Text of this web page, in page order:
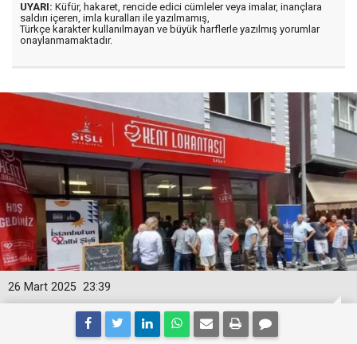
UYARI: Küfür, hakaret, rencide edici cümleler veya imalar, inançlara
saldırı içeren, imla kuralları ile yazılmamış,
Türkçe karakter kullanılmayan ve büyük harflerle yazılmış yorumlar
onaylanmamaktadır.
23:39
26 Mart 2025